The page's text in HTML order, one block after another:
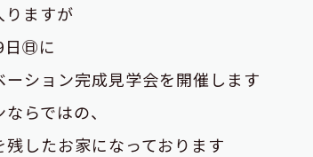
りますが
㊐に
ーション完成見学会を開催します
らではの、
したお家になっております